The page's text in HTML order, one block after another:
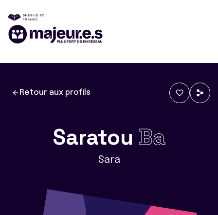
Retour aux profils
Saratou Ba
Sara